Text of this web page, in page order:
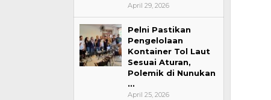
April 29, 2026
Pelni Pastikan
Pengelolaan
Kontainer Tol Laut
Sesuai Aturan,
Polemik di Nunukan
…
April 25, 2026